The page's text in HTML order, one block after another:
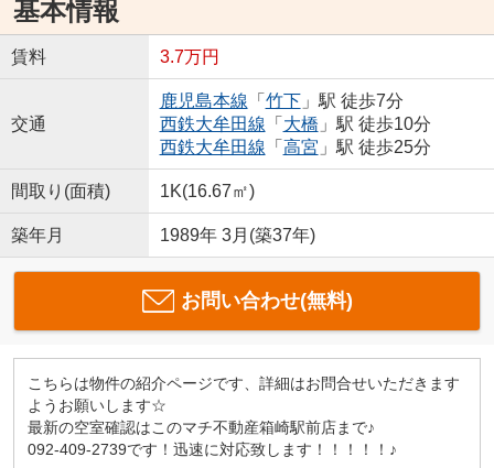
基本情報
賃料 3.7万円
交通
鹿児島本線 「 竹下」駅 徒歩7分
西鉄大牟田線 「 大橋 」駅 徒歩10分
西鉄大牟田線 「 高宮 」駅 徒歩25分
間取り(面積) 1K(16.67㎡)
築年月 1989年 3月(築37年)
お問い合わせ(無料)
こちらは物件の紹介ページです、詳細はお問合せいただきます
ようお願いします☆
最新の空室確認はこのマチ不動産箱崎駅前店まで♪
092-409-2739です！迅速に対応致します！！！！！♪